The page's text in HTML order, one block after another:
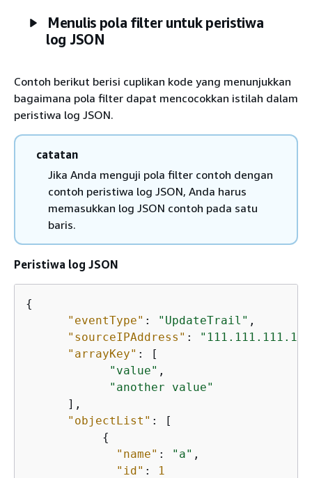
Menulis pola filter untuk peristiwa
log JSON
Contoh berikut berisi cuplikan kode yang menunjukkan
bagaimana pola filter dapat mencocokkan istilah dalam
peristiwa log JSON.
catatan
Jika Anda menguji pola filter contoh dengan
contoh peristiwa log JSON, Anda harus
memasukkan log JSON contoh pada satu
baris.
Peristiwa log JSON
{
"eventType" : "UpdateTrail" ,
"sourceIPAddress" :
"arrayKey" : [
"value" ,
"another value"
      ],
"objectList" : [
{
"name" : "a" ,
"id" :
1